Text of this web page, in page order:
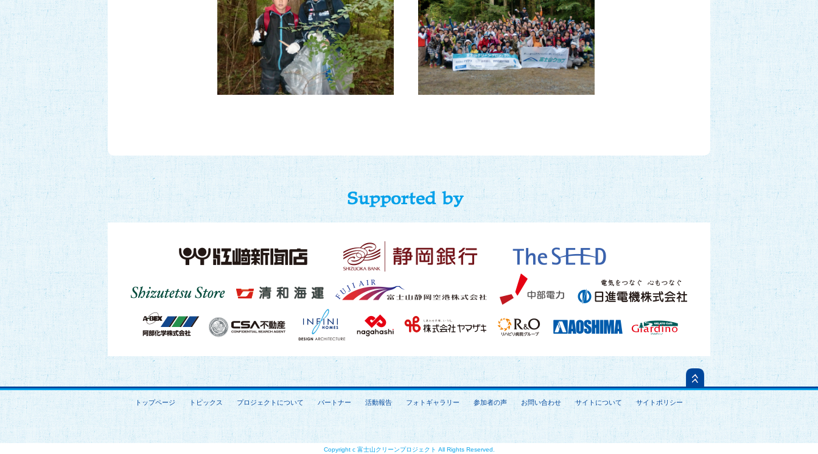
トップページ トピックス プロジェクトについて パートナー 活動報告 フォトギャラリー 参加者の声 お問い合わせ サイトについて サイトポリシー
Copyright c 富士山クリーンプロジェクト All Rights Reserved.